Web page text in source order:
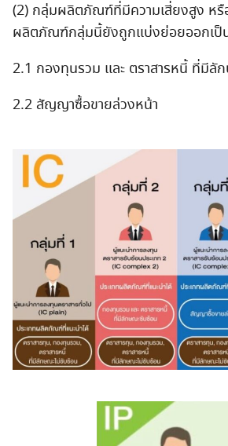
(2) กลุ่มผลิตภัณฑ์ที่มีความเสี่ยงสูง ห
ผลิตภัณฑ์กลุ่มนี้ยังถูกแบ่งย่อยออกเป็
2.1 กองทุนรวม และ ตราสารหนี้ ที่มีลั
2.2 สัญญาซื้อขายล่วงหน้า